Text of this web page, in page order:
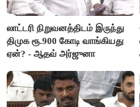
லாட்டரி நிறுவனத்திடம் இருந்து
திமுக ரூ.900 கோடி வாங்கியது
ஏன்? - ஆதவ் அர்ஜுனா